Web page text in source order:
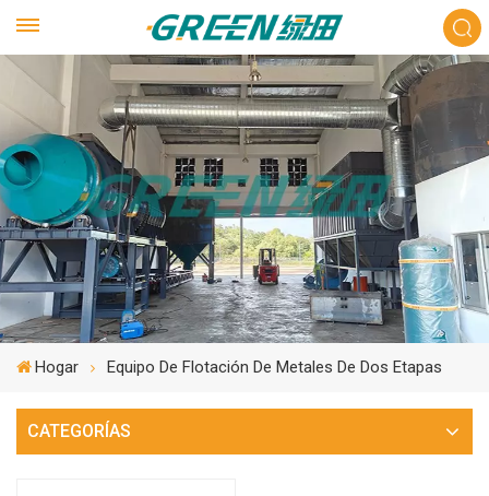
Hogar Equipo De Flotación De Metales De Dos Etapas
CATEGORÍAS